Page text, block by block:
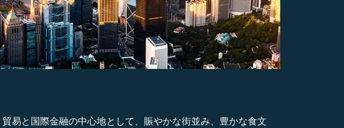
易と国際金融の中心地として、賑やかな街並み、豊かな食文